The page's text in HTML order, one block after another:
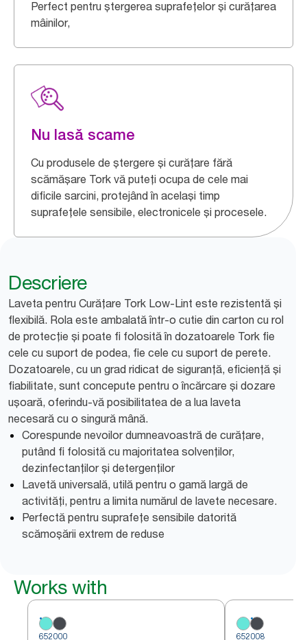
Perfect pentru ștergerea suprafețelor și curățarea
mâinilor,
Nu lasă scame
Cu produsele de ștergere și curățare fără
scămășare Tork vă puteți ocupa de cele mai
dificile sarcini, protejând în același timp
suprafețele sensibile, electronicele și procesele.
Descriere
Laveta pentru Curățare Tork Low-Lint este rezistentă și
flexibilă. Rola este ambalată într-o cutie din carton cu rol
de protecție și poate fi folosită în dozatoarele Tork fie
cele cu suport de podea, fie cele cu suport de perete.
Dozatoarele, cu un grad ridicat de siguranță, eficiență și
fiabilitate, sunt concepute pentru o încărcare și dozare
ușoară, oferindu-vă posibilitatea de a lua laveta
necesară cu o singură mână.
Corespunde nevoilor dumneavoastră de curățare,
putând fi folosită cu majoritatea solvenților,
dezinfectanților și detergenților
Lavetă universală, utilă pentru o gamă largă de
activități, pentru a limita numărul de lavete necesare.
Perfectă pentru suprafețe sensibile datorită
scămoșării extrem de reduse
Works with
652000 652008